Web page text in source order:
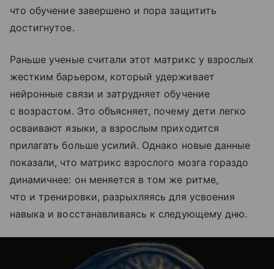
что обучение завершено и пора защитить
достигнутое.
Раньше ученые считали этот матрикс у взрослых
жестким барьером, который удерживает
нейронные связи и затрудняет обучение
с возрастом. Это объясняет, почему дети легко
осваивают языки, а взрослым приходится
прилагать больше усилий. Однако новые данные
показали, что матрикс взрослого мозга гораздо
динамичнее: он меняется в том же ритме,
что и тренировки, разрыхляясь для усвоения
навыка и восстанавливаясь к следующему дню.